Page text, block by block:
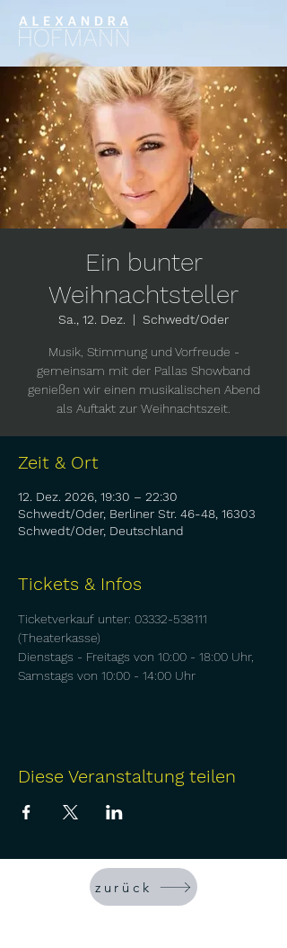
Ein bunter
Weihnachtsteller
Sa., 12. Dez.
  |
Schwedt/Oder
Musik, Stimmung und Vorfreude -
gemeinsam mit der Pallas Showband
genießen wir einen musikalischen Abend
als Auftakt zur Weihnachtszeit.
Zeit & Ort
12. Dez. 2026, 19:30 – 22:30
Schwedt/Oder, Berliner Str. 46-48, 16303
Schwedt/Oder, Deutschland
Tickets & Infos
Ticketverkauf unter: 03332-538111
(Theaterkasse)
Dienstags - Freitags von 10:00 - 18:00 Uhr,
Samstags von 10:00 - 14:00 Uhr
Diese Veranstaltung teilen
zurück